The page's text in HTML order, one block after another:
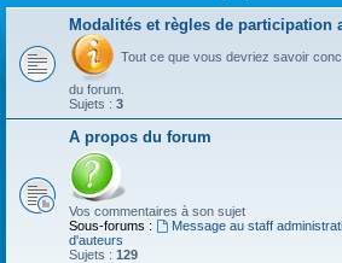
Modalités et règles de participation
Tout ce que vous devriez savoir
du forum.
Sujets : 3
A propos du forum
Vos commentaires à son sujet
Sous-forums :
Message au staff
d'auteurs
Sujets : 129